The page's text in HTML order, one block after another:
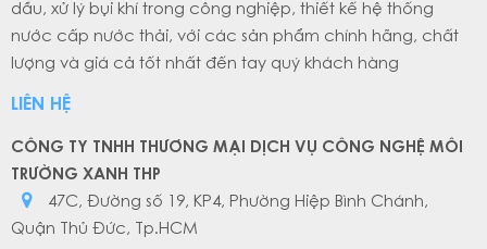
dầu, xử lý bụi khí trong công nghiệp, thiết kế hệ thống
nước cấp nước thải, với các sản phẩm chính hãng, chất
lượng và giá cả tốt nhất đến tay quý khách hàng
LIÊN HỆ
CÔNG TY TNHH THƯƠNG MẠI DỊCH VỤ CÔNG NGHỆ MÔI
TRƯỜNG XANH THP
47C, Đường số 19, KP4, Phường Hiệp Bình Chánh,
Quận Thủ Đức, Tp.HCM